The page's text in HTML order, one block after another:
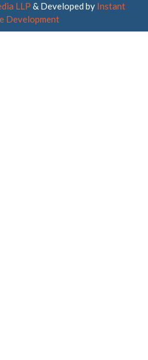
LLP & Developed by Instant
Development